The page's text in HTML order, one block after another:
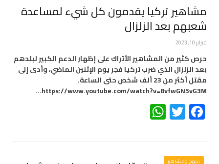
مشاهير تركيا يقدمون كل شيء لمساعدة
شعبهم بعد الزلزال
فبراير 10, 2023
حرص كثير من المشاهير الأتراك على إظهار الدعم الكبير لبلدهم
بعد الزلزال الذي ضرب تركيا فجر يوم الإثنين الماضي، وأدى إلى
مقتل أكثر من 23 ألف شخص حتى الساعة.
https://www.youtube.com/watch?v=8vfwGN5vG3M…
Facebook
Twitter
نجوم ومشاهير